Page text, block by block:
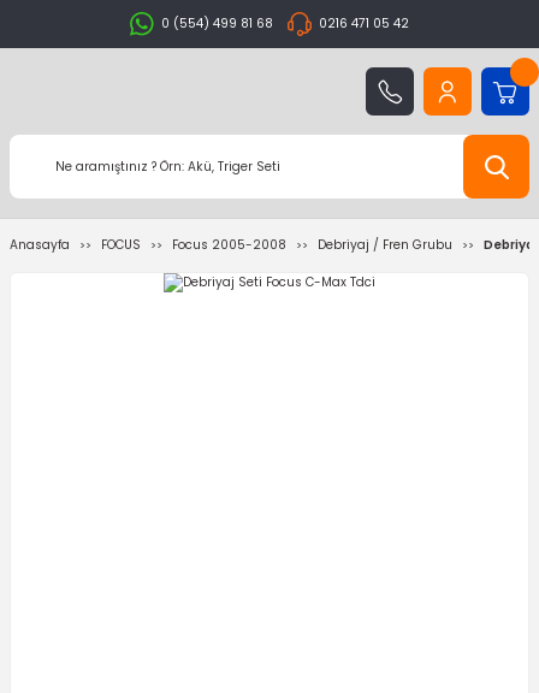
0 (554) 499 81 68 0216 471 05 42
Anasayfa FOCUS Focus 2005-2008 Debriyaj / Fren Grubu